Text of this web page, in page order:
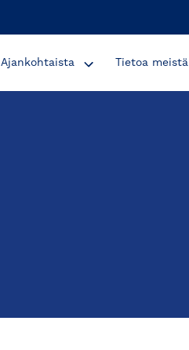
Ajankohtaista Tietoa meistä